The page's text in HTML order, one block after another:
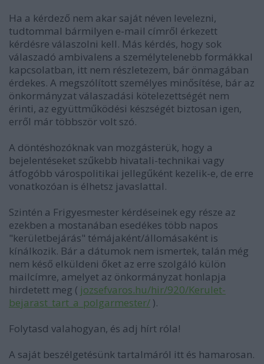
Ha a kérdező nem akar saját néven levelezni,
tudtommal bármilyen e-mail címről érkezett
kérdésre válaszolni kell. Más kérdés, hogy sok
válaszadó ambivalens a személytelenebb formákkal
kapcsolatban, itt nem részletezem, bár önmagában
érdekes. A megszólított személyes minősítése, bár az
önkormányzat válaszadási kötelezettségét nem
érinti, az együttműködési készségét biztosan igen,
erről már többször volt szó.
A döntéshozóknak van mozgásterük, hogy a
bejelentéseket szűkebb hivatali-technikai vagy
átfogóbb várospolitikai jellegűként kezelik-e, de erre
vonatkozóan is élhetsz javaslattal.
Szintén a Frigyesmester kérdéseinek egy része az
ezekben a mostanában esedékes több napos
"kerületbejárás" témájaként/állomásaként is
kínálkozik. Bár a dátumok nem ismertek, talán még
nem késő elküldeni őket az erre szolgáló külön
mailcímre, amelyet az önkormányzat honlapja
hirdetett meg ( jozsefvaros.hu/hir/920/Kerulet-
bejarast_tart_a_polgarmester/ ).
Folytasd valahogyan, és adj hírt róla!
A saját beszélgetésünk tartalmáról itt és hamarosan.